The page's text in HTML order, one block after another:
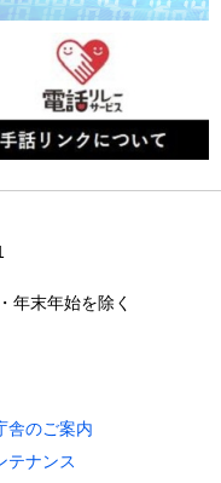
年末年始を除く
舎のご案内
テナンス